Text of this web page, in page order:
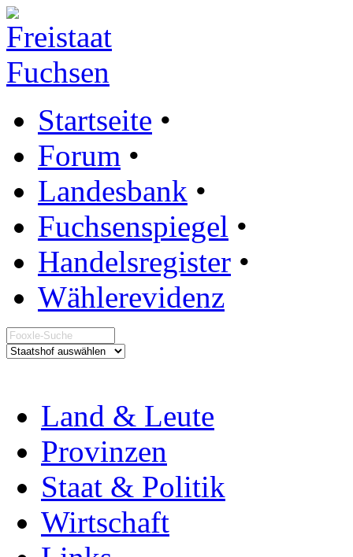
Startseite •
Forum •
Landesbank •
Fuchsenspiegel •
Handelsregister •
Wählerevidenz
Land & Leute
Provinzen
Staat & Politik
Wirtschaft